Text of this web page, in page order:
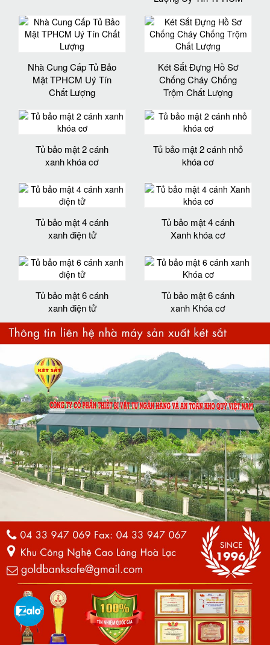
Nhà Cung Cấp Tủ Bảo
Mật TPHCM Uý Tín
Chất Lượng
Két Sắt Đựng Hồ Sơ
Chống Cháy Chống
Trộm Chất Lượng
Tủ bảo mật 2 cánh
xanh khóa cơ
Tủ bảo mật 2 cánh nhỏ
khóa cơ
Tủ bảo mật 4 cánh
xanh điện tử
Tủ bảo mật 4 cánh
Xanh khóa cơ
Tủ bảo mật 6 cánh
xanh điện tử
Tủ bảo mật 6 cánh
xanh Khóa cơ